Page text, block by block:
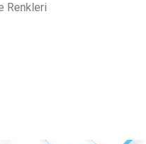
Renkleri